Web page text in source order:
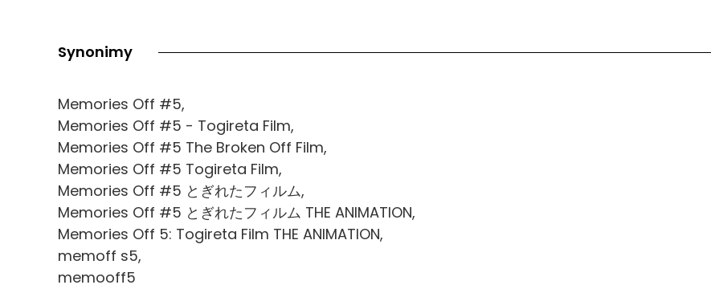
Synonimy
Memories Off #5,
Memories Off #5 - Togireta Film,
Memories Off #5 The Broken Off Film,
Memories Off #5 Togireta Film,
Memories Off #5 とぎれたフィルム,
Memories Off #5 とぎれたフィルム THE ANIMATION,
Memories Off 5: Togireta Film THE ANIMATION,
memoff s5,
memooff5